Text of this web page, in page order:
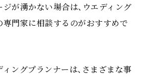
が湧かない場合は、ウエディング
専門家に相談するのがおすすめで
ングプランナーは、さまざまな事